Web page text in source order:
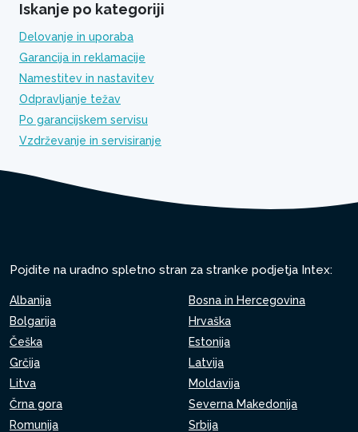
Iskanje po kategoriji
Delovanje in uporaba
Garancija in reklamacije
Namestitev in nastavitev
Odpravljanje težav
Po garancijskem servisu
Vzdrževanje in servisiranje
Pojdite na uradno spletno stran za stranke podjetja Intex:
Albanija
Bosna in Hercegovina
Bolgarija
Hrvaška
Češka
Estonija
Grčija
Latvija
Litva
Moldavija
Črna gora
Severna Makedonija
Romunija
Srbija